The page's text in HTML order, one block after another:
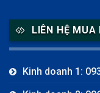
LIÊN HỆ MUA
Kinh doanh 1: